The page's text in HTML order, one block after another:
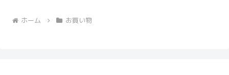
ホーム お買い物